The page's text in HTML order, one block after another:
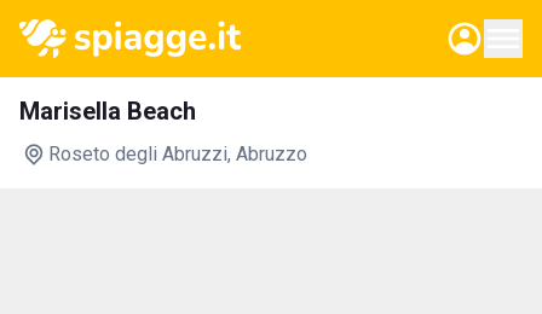
Marisella Beach
Roseto degli Abruzzi, Abruzzo